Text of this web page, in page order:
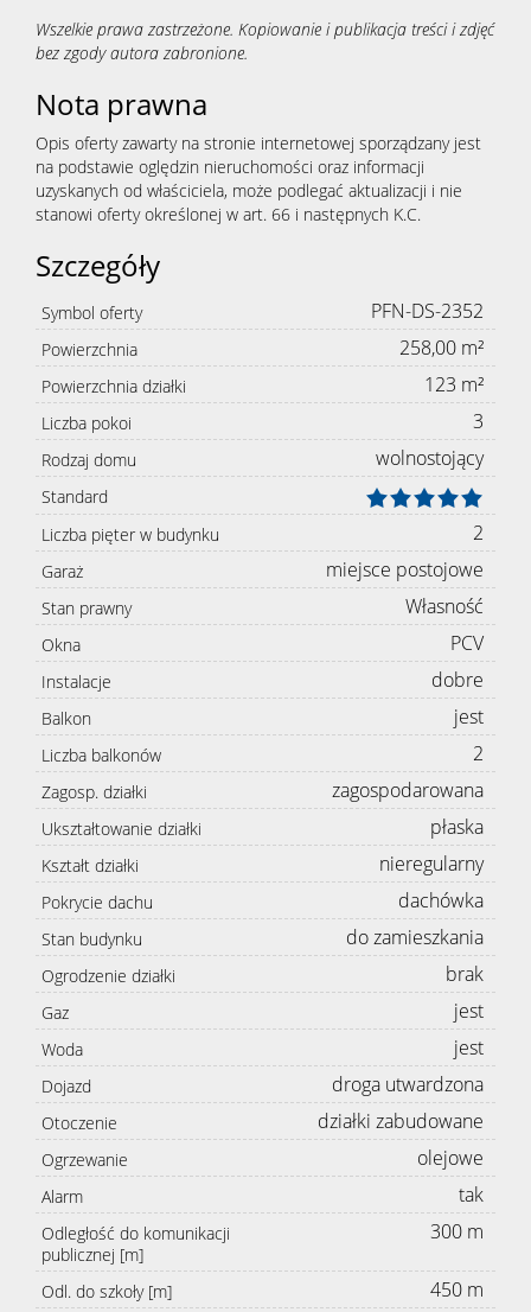
Wszelkie prawa zastrzeżone. Kopiowanie i publikacja treści i zdjęć
bez zgody autora zabronione.
Nota prawna
Opis oferty zawarty na stronie internetowej sporządzany jest
na podstawie oględzin nieruchomości oraz informacji
uzyskanych od właściciela, może podlegać aktualizacji i nie
stanowi oferty określonej w art. 66 i następnych K.C.
Szczegóły
Symbol oferty PFN-DS-2352
Powierzchnia 258,00 m²
Powierzchnia działki 123 m²
Liczba pokoi 3
Rodzaj domu wolnostojący
Standard
Liczba pięter w budynku
2
Garaż miejsce postojowe
Stan prawny Własność
Okna PCV
Instalacje dobre
Balkon jest
Liczba balkonów 2
Zagosp. działki zagospodarowana
Ukształtowanie działki płaska
Kształt działki nieregularny
Pokrycie dachu dachówka
Stan budynku do zamieszkania
Ogrodzenie działki brak
Gaz jest
Woda jest
Dojazd droga utwardzona
Otoczenie działki zabudowane
Ogrzewanie olejowe
Alarm tak
Odległość do komunikacji
publicznej [m]
300 m
Odl. do szkoły [m] 450 m